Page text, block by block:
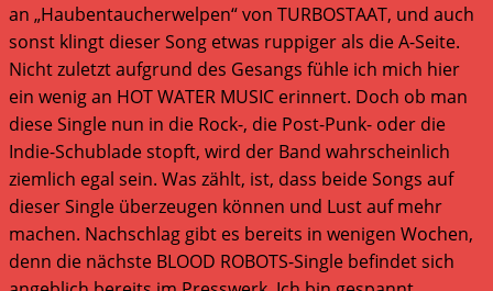
an „Haubentaucherwelpen“ von TURBOSTAAT, und auch
sonst klingt dieser Song etwas ruppiger als die A-Seite.
Nicht zuletzt aufgrund des Gesangs fühle ich mich hier
ein wenig an HOT WATER MUSIC erinnert. Doch ob man
diese Single nun in die Rock-, die Post-Punk- oder die
Indie-Schublade stopft, wird der Band wahrscheinlich
ziemlich egal sein. Was zählt, ist, dass beide Songs auf
dieser Single überzeugen können und Lust auf mehr
machen. Nachschlag gibt es bereits in wenigen Wochen,
denn die nächste BLOOD ROBOTS-Single befindet sich